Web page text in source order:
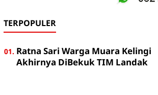
TERPOPULER
Ratna Sari Warga Muara Kelingi
Akhirnya DiBekuk TIM Landak